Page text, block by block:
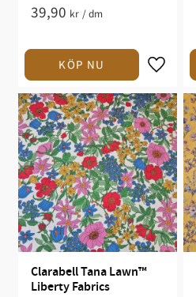
39,90 kr /dm
Clarabell Tana Lawn™
Liberty Fabrics